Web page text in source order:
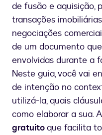
de fusão e aquisição,
transações
negociações
de um documento
envolvidas durante a
Neste guia, você vai
de intenção no
utilizá-la, quais
como elaborar a sua.
gratuitoque facilita